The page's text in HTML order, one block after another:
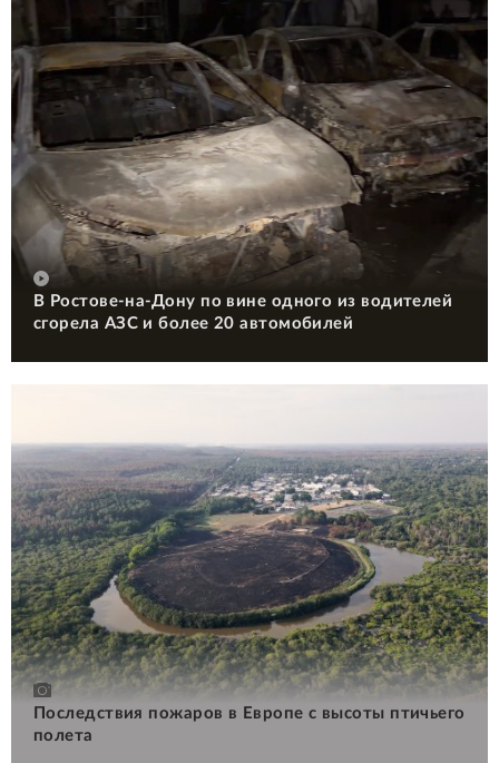
В Ростове-на-Дону по вине одного из водителей
сгорела АЗС и более 20 автомобилей
Последствия пожаров в Европе с высоты птичьего
полета